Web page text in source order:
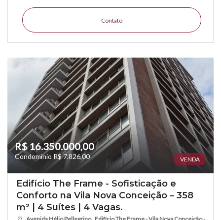
Contato
R$ 16.350.000,00
Condomínio R$ 7.826,00 VENDA
Edifício The Frame - Sofisticação e
Conforto na Vila Nova Conceição – 358
m² | 4 Suítes | 4 Vagas.